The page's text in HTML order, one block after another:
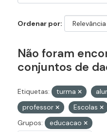
Ordenar por
Não foram
conjuntos de
Etiquetas: turma
professor
Escolas
Grupos:
educacao